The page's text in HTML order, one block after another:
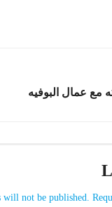
مع عمال البوفيه
will not be published.